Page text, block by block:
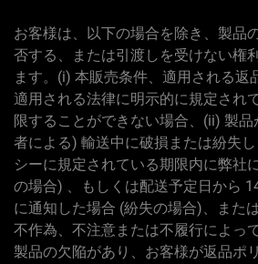
お客様は、以下の場合を除き、製品
否する、または引渡しを受けない権
ます。(i) 本販売条件、適用される返
適用される法律に明示的に規定され
限することができない場合、(ii) 製
者による) 輸送中に破損または紛失
シーに規定されている期限内に弊社
の場合) 、もしくは配送予定日から
に通知した場合 (紛失の場合)、また
不作為、不注意または不履行によっ
製品の欠陥があり、お客様が返品ポ